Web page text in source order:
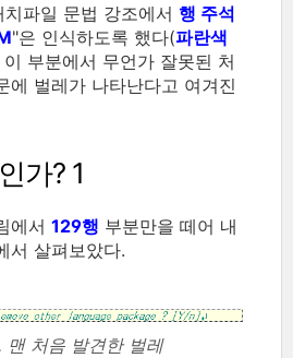
파일 문법 강조에서 행 주석
"은 인식하도록 했다(파란색
부분에서 무언가 잘못된 처
에 벌레가 나타난다고 여겨진
가? 1
에서 129행 부분만을 떼어 내
서 살펴보았다.
맨 처음 발견한 벌레